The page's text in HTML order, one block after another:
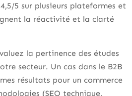
5 sur plusieurs plateformes et
la réactivité et la clarté
la pertinence des études
secteur. Un cas dans le B2B
résultats pour un commerce
(SEO technique,